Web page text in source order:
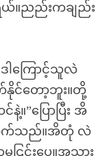
။ညည်းကချည်း
ကြောင့်သူလဲ
င်တော့ဘူး။တို့
”ပြောပြီး အိ
က်သည်။အိတုံ လဲ
ြင်းပေ။အသား